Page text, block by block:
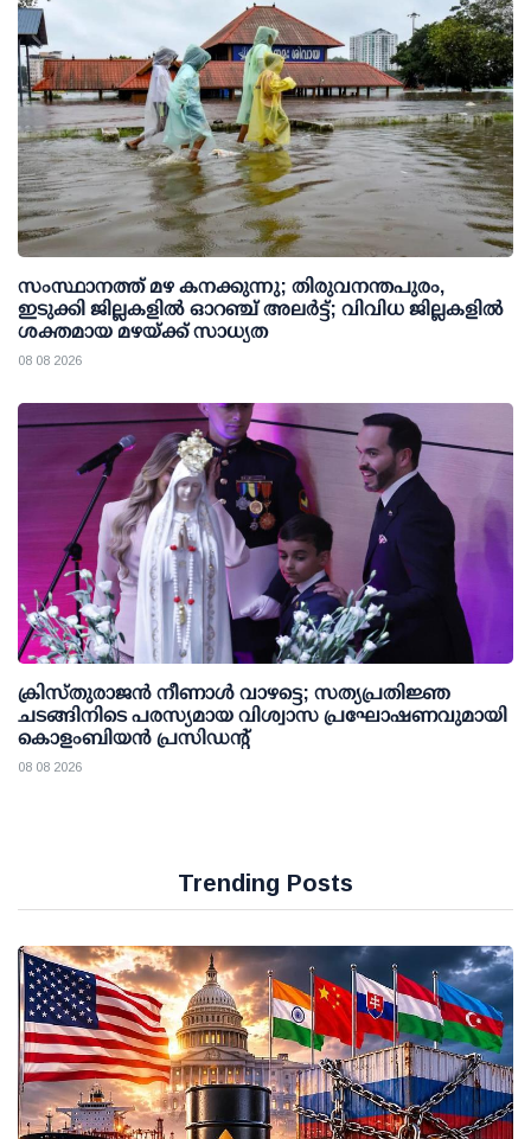
സംസ്ഥാനത്ത് മഴ കനക്കുന്നു; തിരുവനന്തപുരം,
ഇടുക്കി ജില്ലകളിൽ ഓറഞ്ച് അലർട്ട്; വിവിധ ജില്ലകളിൽ
ശക്തമായ മഴയ്ക്ക് സാധ്യത
08 08 2026
ക്രിസ്തുരാജൻ നീണാൾ വാഴട്ടെ; സത്യപ്രതിജ്ഞ
ചടങ്ങിനിടെ പരസ്യമായ വിശ്വാസ പ്രഘോഷണവുമായി
കൊളംബിയൻ പ്രസിഡന്റ്
08 08 2026
Trending Posts